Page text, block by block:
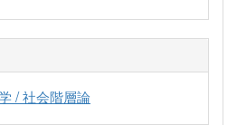
/ 社会階層論